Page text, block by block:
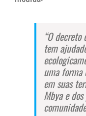
“O
tem
uma forma
em suas
Mbya e